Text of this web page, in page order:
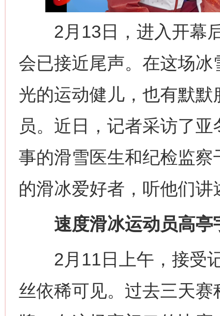
2月13日，进入开幕后
会已接近尾声。在这场
光的运动健儿，也有默
员。近日，记者采访了
事的滑雪医生和纪检监察
的滑冰爱好者，听他们
速度滑冰运动员高亭
2月11日上午，接受记
丝依稀可见。过去三天